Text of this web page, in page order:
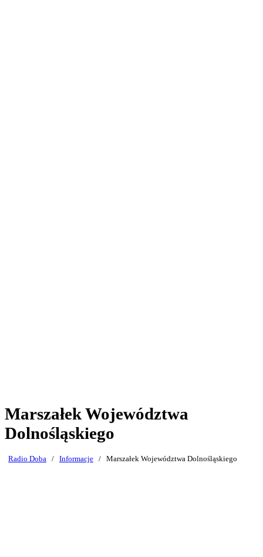
Marszałek Województwa
Dolnośląskiego
Radio Doba / Informacje / Marszałek Województwa Dolnośląskiego